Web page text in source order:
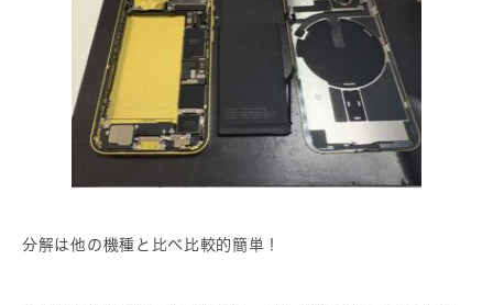
分解は他の機種と比べ比較的簡単！